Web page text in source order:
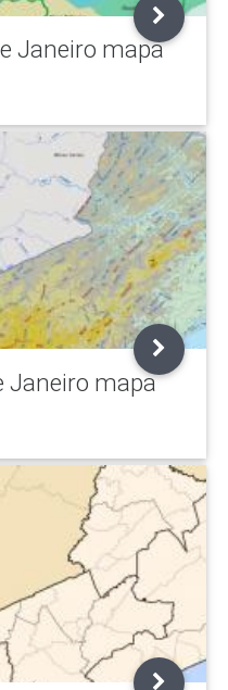
Janeiro mapa
Janeiro mapa